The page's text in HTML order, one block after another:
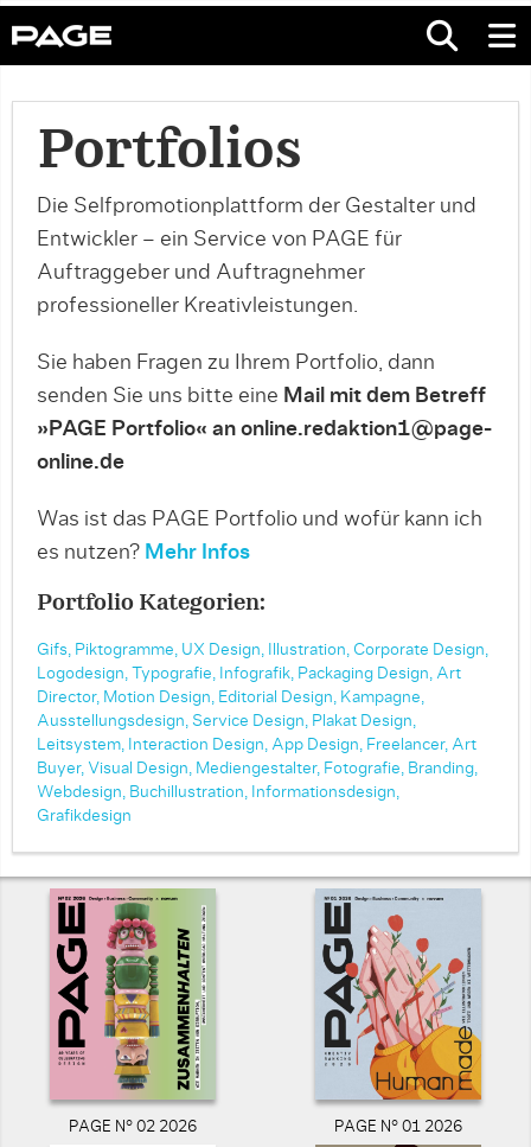
Portfolios
Die Selfpromotionplattform der Gestalter und
Entwickler – ein Service von PAGE für
Auftraggeber und Auftragnehmer
professioneller Kreativleistungen.
Sie haben Fragen zu Ihrem Portfolio, dann
senden Sie uns bitte eine Mail mit dem Betreff
»PAGE Portfolio« an online.redaktion1@page-
online.de
Was ist das PAGE Portfolio und wofür kann ich
es nutzen? Mehr Infos
Portfolio Kategorien:
Gifs, Piktogramme, UX Design, Illustration, Corporate Design,
Logodesign,
Typografie, Infografik, Packaging Design, Art
Director, Motion Design, Editorial Design, Kampagne,
Ausstellungsdesign, Service Design, Plakat Design,
Leitsystem, Interaction Design, App Design, Freelancer, Art
Buyer, Visual Design, Mediengestalter, Fotografie, Branding,
Webdesign, Buchillustration, Informationsdesign,
Grafikdesign
PAGE N° 02 2026 PAGE N° 01 2026